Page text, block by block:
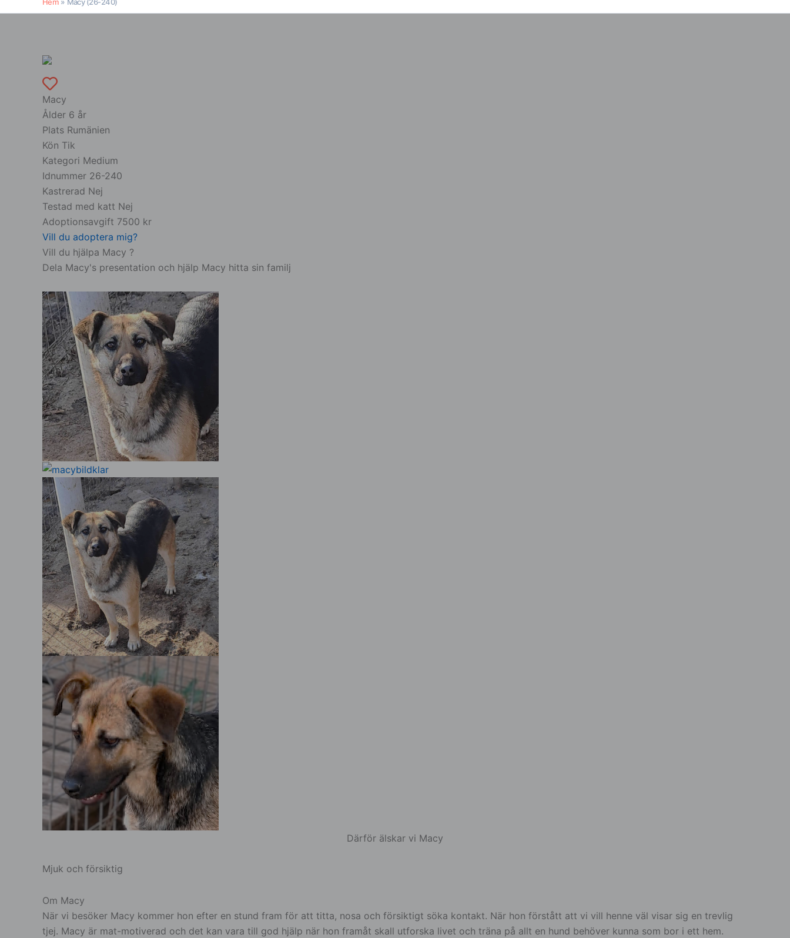
Macy
Ålder 6 år
Plats Rumänien
Kön Tik
Kategori Medium
Idnummer 26-240
Kastrerad Nej
Testad med katt Nej
Adoptionsavgift 7500 kr
Vill du adoptera mig?
Vill du hjälpa Macy ?
Dela Macy's presentation och hjälp Macy hitta sin familj
Därför älskar vi Macy
Mjuk och försiktig
Om Macy
När vi besöker Macy kommer hon efter en stund fram för att titta, nosa och försiktigt söka kontakt. När hon förstått att vi vill henne väl visar sig en trevlig
tjej. Macy är mat-motiverad och det kan vara till god hjälp när hon framåt skall utforska livet och träna på allt en hund behöver kunna som bor i ett hem.